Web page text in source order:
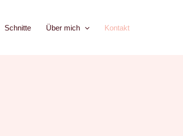
Schnitte Über mich Kontakt